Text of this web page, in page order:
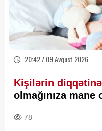
20:42 / 09 Avqust 2026
Kişilərin diqqətinə
olmağınıza mane
78